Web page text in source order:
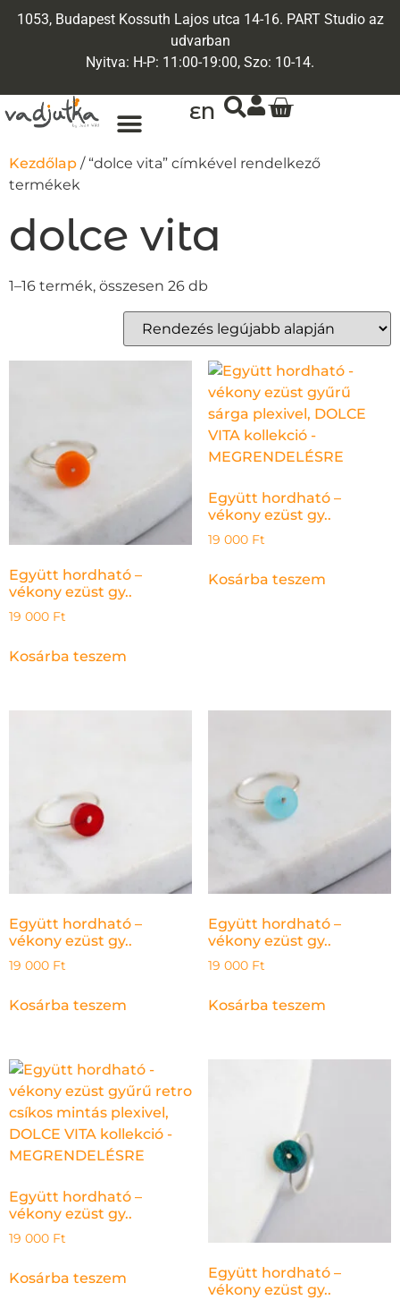
1053, Budapest Kossuth Lajos utca 14-16. PART Studio az
udvarban
Nyitva: H-P: 11:00-19:00, Szo: 10-14.
EN
Kezdőlap / “dolce vita” címkével rendelkező
termékek
dolce vita
1–16 termék, összesen 26 db
Együtt hordható –
vékony ezüst gy..
19 000 Ft
Kosárba teszem
Együtt hordható –
vékony ezüst gy..
19 000 Ft
Kosárba teszem
Együtt hordható –
vékony ezüst gy..
19 000 Ft
Kosárba teszem
Együtt hordható –
vékony ezüst gy..
19 000 Ft
Kosárba teszem
Együtt hordható –
vékony ezüst gy..
19 000 Ft
Kosárba teszem
Együtt hordható –
vékony ezüst gy..